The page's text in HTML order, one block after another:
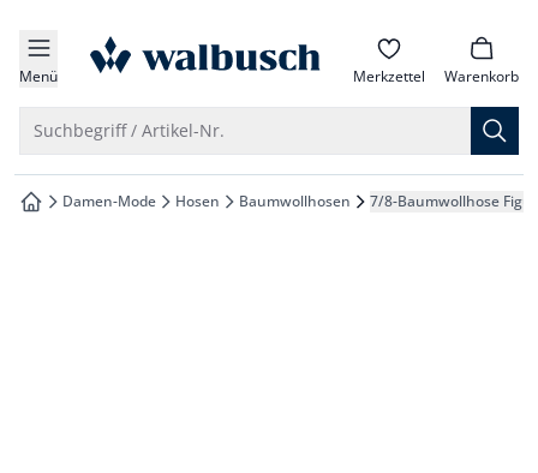
springen
springen
springen
springen
Menü zur Startseite Merkzettel Warenkorb
Suchbegriff / Artikel-Nr.
zur Startseite
Damen-Mode Hosen Baumwollhosen 7/8-Baumwollhose